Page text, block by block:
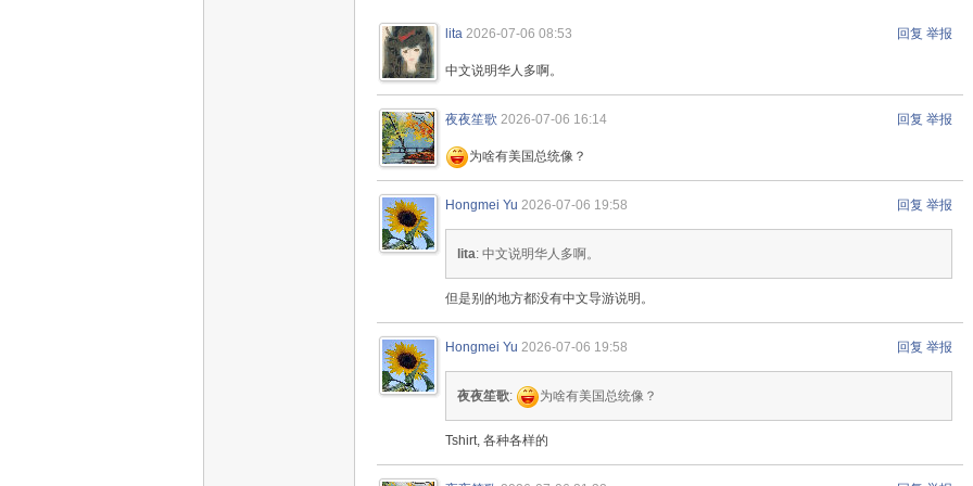
回复 举报
lita 2026-07-06 08:53
中文说明华人多啊。
回复 举报
夜夜笙歌 2026-07-06 16:14
为啥有美国总统像？
回复 举报
Hongmei Yu 2026-07-06 19:58
lita: 中文说明华人多啊。
但是别的地方都没有中文导游说明。
回复 举报
Hongmei Yu 2026-07-06 19:58
夜夜笙歌: 为啥有美国总统像？
Tshirt, 各种各样的